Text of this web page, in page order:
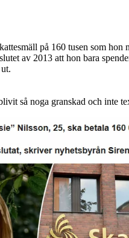
på 160 tusen som
av 2013 att hon bara
så noga granskad och inte